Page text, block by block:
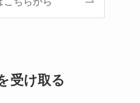
受け取る